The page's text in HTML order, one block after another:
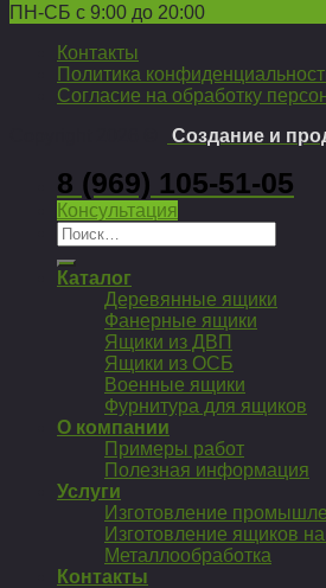
ПН-СБ с 9:00 до 20:00
Контакты
Политика
Согласие на обработку
Создание и
8 (969) 105-51-05
Консультация
Искать:
Каталог
Деревянные ящики
Фанерные ящики
Ящики из ДВП
Ящики из ОСБ
Военные ящики
Фурнитура для ящиков
О компании
Примеры работ
Полезная информация
Услуги
Изготовление
Изготовление ящиков на
Металлообработка
Контакты